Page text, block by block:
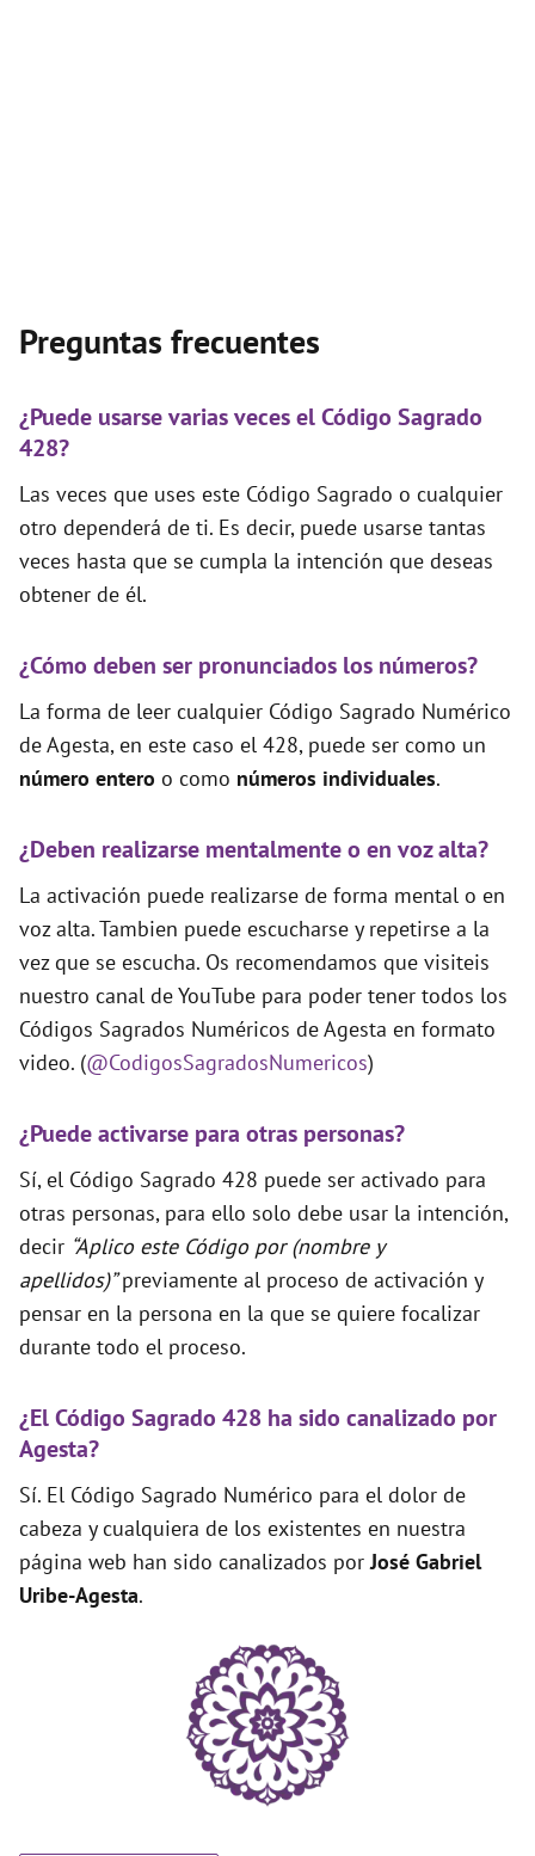
Preguntas frecuentes
¿Puede usarse varias veces el Código Sagrado
428?
Las veces que uses este Código Sagrado o cualquier
otro dependerá de ti. Es decir, puede usarse tantas
veces hasta que se cumpla la intención que deseas
obtener de él.
¿Cómo deben ser pronunciados los números?
La forma de leer cualquier Código Sagrado Numérico
de Agesta, en este caso el 428, puede ser como un
número entero o como números individuales.
¿Deben realizarse mentalmente o en voz alta?
La activación puede realizarse de forma mental o en
voz alta. Tambien puede escucharse y repetirse a la
vez que se escucha. Os recomendamos que visiteis
nuestro canal de YouTube para poder tener todos los
Códigos Sagrados Numéricos de Agesta en formato
video. (@CodigosSagradosNumericos)
¿Puede activarse para otras personas?
Sí, el Código Sagrado 428 puede ser activado para
otras personas, para ello solo debe usar la intención,
decir “Aplico este Código por (nombre y
apellidos)”previamente al proceso de activación y
pensar en la persona en la que se quiere focalizar
durante todo el proceso.
¿El Código Sagrado 428 ha sido canalizado por
Agesta?
Sí. El Código Sagrado Numérico para el dolor de
cabeza y cualquiera de los existentes en nuestra
página web han sido canalizados porJosé Gabriel
Uribe-Agesta.